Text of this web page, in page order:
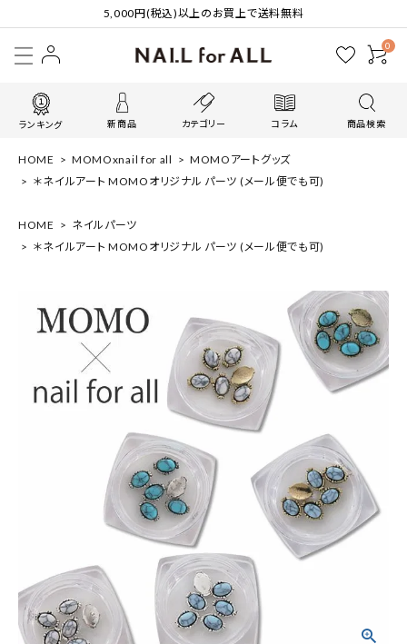
5,000円(税込)以上のお買上で送料無料
0
ランキング 新商品 カテゴリー コラム 商品検索
HOME MOMOxnail for all
MOMOアートグッズ
＊ネイルアート MOMOオリジナル パーツ (メール便でも可)
HOME
ネイルパーツ
＊ネイルアート MOMOオリジナル パーツ (メール便でも可)